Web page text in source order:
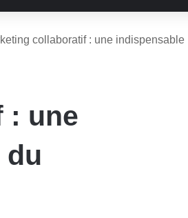
collaboratif : une indispensable
: une
du